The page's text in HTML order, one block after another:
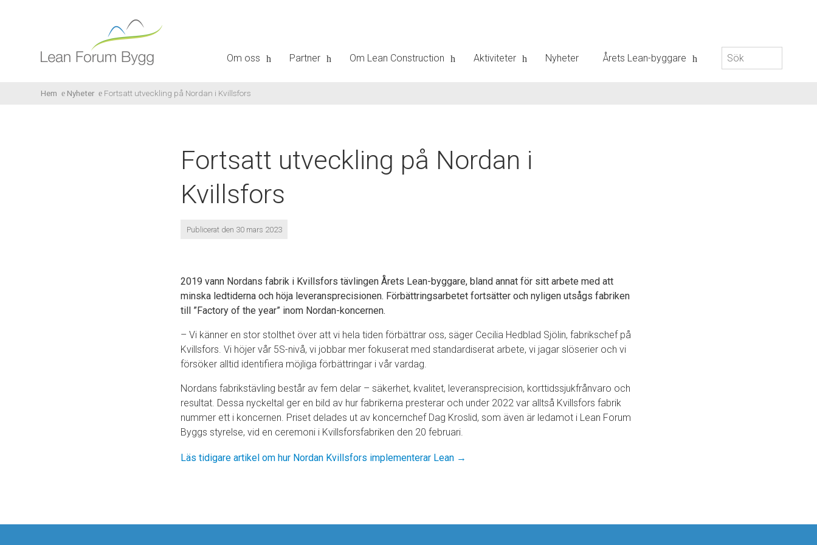
Om oss Partner Om Lean Construction Aktiviteter Nyheter Årets Lean-byggare
Sök
efter:
Hem Nyheter Fortsatt utveckling på Nordan i Kvillsfors
Fortsatt utveckling på Nordan i
Kvillsfors
Publicerat den 30 mars 2023
2019 vann Nordans fabrik i Kvillsfors tävlingen Årets Lean-byggare, bland annat för sitt arbete med att
minska ledtiderna och höja leveransprecisionen. Förbättringsarbetet fortsätter och nyligen utsågs fabriken
till ”Factory of the year” inom Nordan-koncernen.
– Vi känner en stor stolthet över att vi hela tiden förbättrar oss, säger Cecilia Hedblad Sjölin, fabrikschef på
Kvillsfors. Vi höjer vår 5S-nivå, vi jobbar mer fokuserat med standardiserat arbete, vi jagar slöserier och vi
försöker alltid identifiera möjliga förbättringar i vår vardag.
Nordans fabrikstävling består av fem delar – säkerhet, kvalitet, leveransprecision, korttidssjukfrånvaro och
resultat. Dessa nyckeltal ger en bild av hur fabrikerna presterar och under 2022 var alltså Kvillsfors fabrik
nummer ett i koncernen. Priset delades ut av koncernchef Dag Kroslid, som även är ledamot i Lean Forum
Byggs styrelse, vid en ceremoni i Kvillsforsfabriken den 20 februari.
Läs tidigare artikel om hur Nordan Kvillsfors implementerar Lean →